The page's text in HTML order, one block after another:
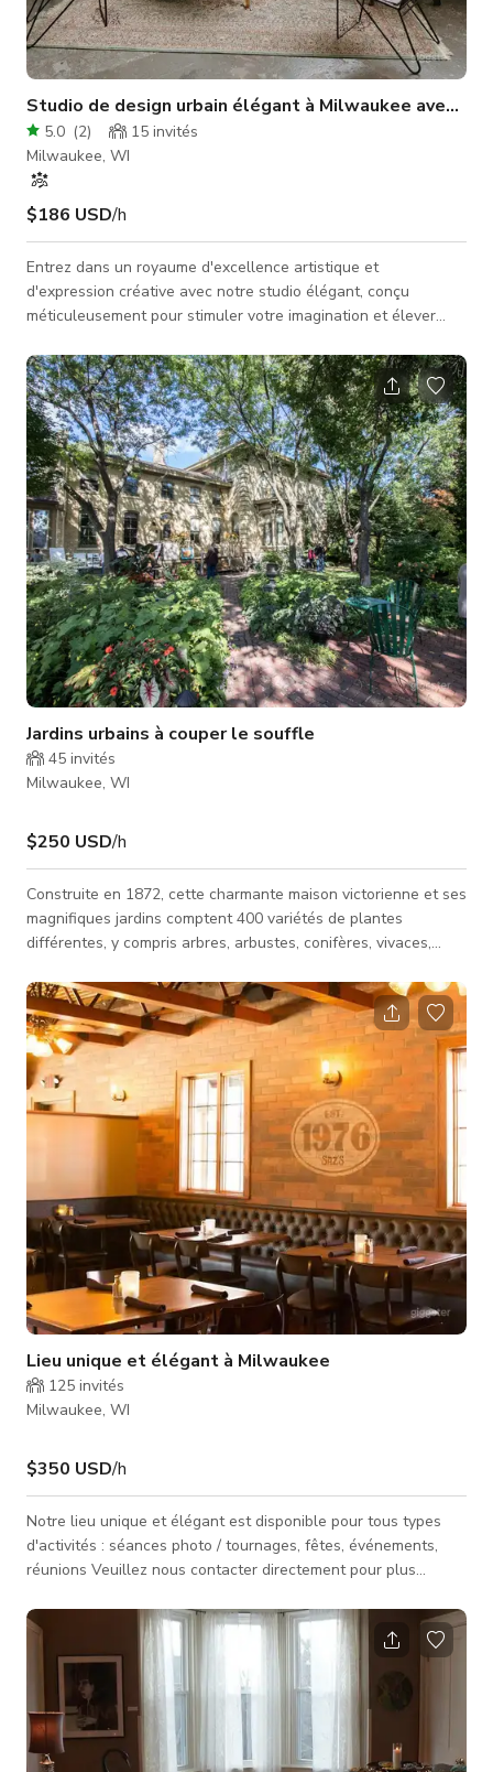
Studio de design urbain élégant à Milwaukee avec
5.0 (2) 15 invités
Milwaukee, WI
$186 USD/h
Entrez dans un royaume d'excellence artistique et
d'expression créative avec notre studio élégant, conçu
méticuleusement pour stimuler votre imagination et élever
photographes, designers et créatifs de toutes disciplines afin
de donner vie à leurs visions dans un environnement d'une
beauté et d'une inspiration incomparables. Horaires
d'ouverture Lundi 9:00 - 17:00 Mardi 9:00 - 17:00 Mercredi 9:00
- 17:00 Jeudi 9:00 - 17:00
Jardins urbains à couper le souffle
45 invités
Milwaukee, WI
$250 USD/h
Construite en 1872, cette charmante maison victorienne et ses
magnifiques jardins comptent 400 variétés de plantes
différentes, y compris arbres, arbustes, conifères, vivaces,
chaque année par des centaines de visiteurs et passionnés
d'horticulture. Les jardins sont un lieu d'événements à
Milwaukee capable d'accueillir tout, des événements
professionnels, mariages, dîners privés et clubs de souper.
Nous avons des tra
Lieu unique et élégant à Milwaukee
125 invités
Milwaukee, WI
$350 USD/h
Notre lieu unique et élégant est disponible pour tous types
d'activités : séances photo / tournages, fêtes, événements,
réunions Veuillez nous contacter directement pour plus